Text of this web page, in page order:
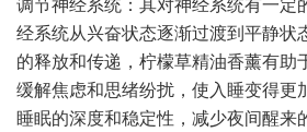
经系统从兴奋状态逐渐过渡到平静状
的释放和传递，柠檬草精油香薰有助
缓解焦虑和思绪纷扰，使入睡变得更
睡眠的深度和稳定性，减少夜间醒来